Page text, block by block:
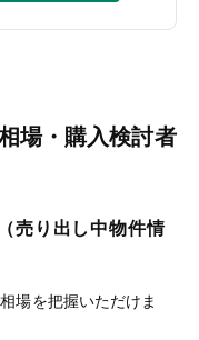
場・購入検討者
売り出し中物件情
場を把握いただけま